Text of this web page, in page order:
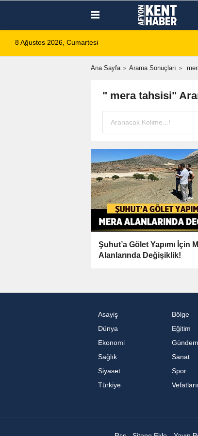
8 Ağustos 2026, Cumartesi
Ana Sayfa Arama Sonuçları
" mera tahsisi"
Şuhut’a Gölet Yapımı İçin
Alanlarında Değişiklik!
Asayiş
Bölge
Dünya
Eğitim
Ekonomi
Gündem
Sağlık
Sanat
Siyaset
Spor
Türkiye